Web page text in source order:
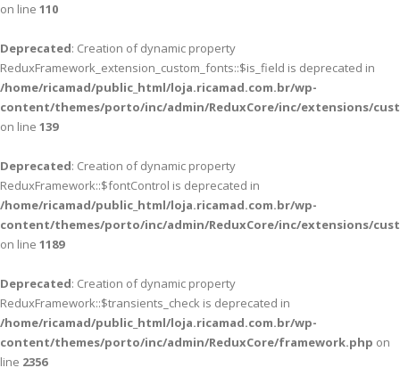
on line 110
Deprecated: Creation of dynamic property
ReduxFramework_extension_custom_fonts::$is_field is deprecated in
/home/ricamad/public_html/loja.ricamad.com.br/wp-
content/themes/porto/inc/admin/ReduxCore/inc/extensions/
on line 139
Deprecated: Creation of dynamic property
ReduxFramework::$fontControl is deprecated in
/home/ricamad/public_html/loja.ricamad.com.br/wp-
content/themes/porto/inc/admin/ReduxCore/inc/extensions/
on line 1189
Deprecated: Creation of dynamic property
ReduxFramework::$transients_check is deprecated in
/home/ricamad/public_html/loja.ricamad.com.br/wp-
content/themes/porto/inc/admin/ReduxCore/framework.php on
line 2356